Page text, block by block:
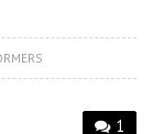
1